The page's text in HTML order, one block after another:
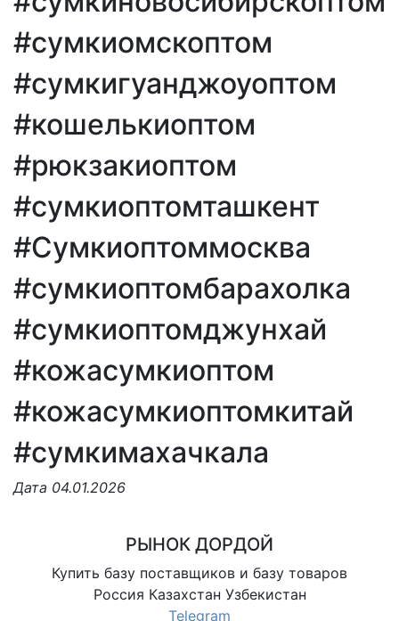
#сумкиомскоптом
#сумкигуанджоуоптом
#кошелькиоптом
#рюкзакиоптом
#сумкиоптомташкент
#Сумкиоптоммосква
#сумкиоптомбарахолка
#сумкиоптомджунхай
#кожасумкиоптом
#кожасумкиоптомкитай
#сумкимахачкала
Дата 04.01.2026
РЫНОК ДОРДОЙ
Купить базу поставщиков и базу товаров
Россия Казахстан Узбекистан
Telegram